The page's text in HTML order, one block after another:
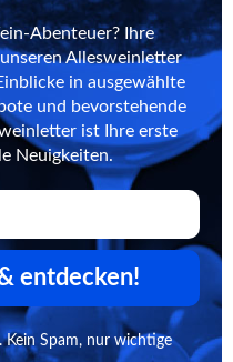
Abenteuer? Ihre
Allesweinletter
in ausgewählte
und bevorstehende
ist Ihre erste
Neuigkeiten.
entdecken!
Kein Spam, nur wichtige